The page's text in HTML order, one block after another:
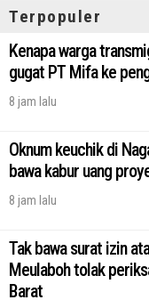
Terpopuler
Kenapa warga
gugat PT Mifa ke
8 jam lalu
Oknum keuchik di
bawa kabur uang
8 jam lalu
Tak bawa surat izin
Meulaboh tolak
Barat